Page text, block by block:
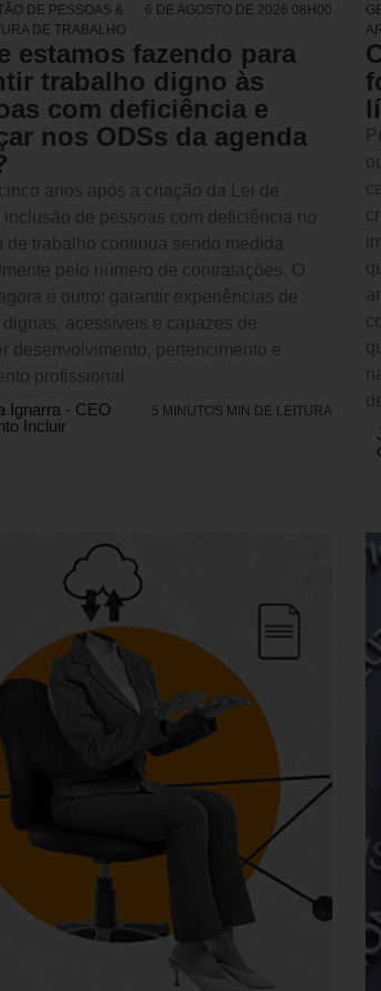
DE PESSOAS &
DE TRABALHO
6 DE AGOSTO DE 2026 08H00
estamos fazendo para
trabalho digno às
com deficiência e
nos ODSs da agenda
anos após a criação da Lei de
inclusão de pessoas com deficiência no
de trabalho continua sendo medida
pelo número de contratações. O
é outro: garantir experiências de
acessíveis e capazes de
desenvolvimento, pertencimento e
profissional.
Ignarra - CEO
Incluir
5 MINUTOS MIN DE LEITURA